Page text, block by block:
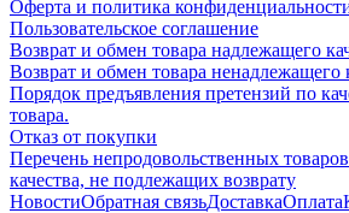
Оферта и политика
Пользовательское соглашение
Возврат и обмен товара надлежащего
Возврат и обмен товара ненадлежащего
Порядок предъявления претензий по
товара.
Отказ от покупки
Перечень непродовольственных
качества, не подлежащих возврату
НовостиОбратная связьДоставкаОплата